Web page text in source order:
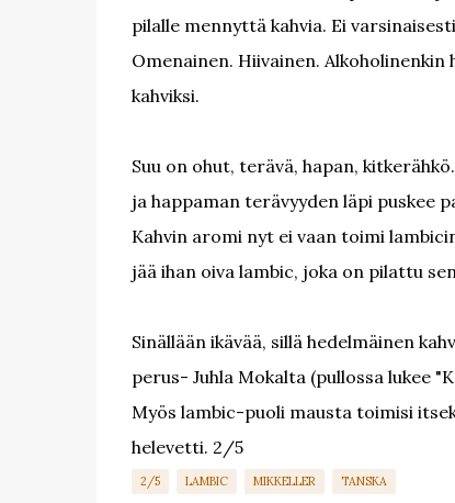
pilalle mennyttä kahvia. Ei
Omenainen. Hiivainen.
kahviksi.
Suu on ohut, terävä, hapan,
ja happaman terävyyden läpi puskee
Kahvin aromi nyt ei vaan toimi
jää ihan oiva lambic, joka on pilattu
Sinällään ikävää, sillä hedelmäinen
perus- Juhla Mokalta (pullossa lukee
Myös lambic-puoli mausta toimisi
helevetti. 2/5
2/5 LAMBIC MIKKELLER TANSKA